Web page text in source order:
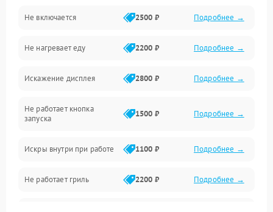
Механика и внутренние элементы
Механические повреждения
Питание и запуск
Нагрев и приготовление
Программное обеспечение
Не включается 2500 ₽ Подробнее →
Не нагревает еду 2200 ₽ Подробнее →
Искажение дисплея 2800 ₽ Подробнее →
Не работает кнопка
запуска
1500 ₽ Подробнее →
Искры внутри при работе 1100 ₽ Подробнее →
Не работает гриль 2200 ₽ Подробнее →